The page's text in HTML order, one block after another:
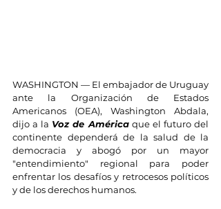
WASHINGTON — El embajador de Uruguay
ante la Organización de Estados
Americanos (OEA), Washington Abdala,
dijo a la Voz de América que el futuro del
continente dependerá de la salud de la
democracia y abogó por un mayor
"entendimiento" regional para poder
enfrentar los desafíos y retrocesos políticos
y de los derechos humanos.